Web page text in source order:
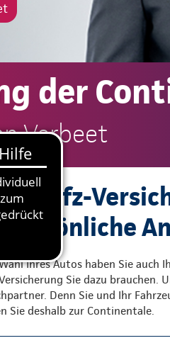
der
Verbeet
Kfz-
Ihres Autos haben Sie auch
Sie dazu brauchen.
Denn Sie und Ihr
Sie deshalb zur Continentale.